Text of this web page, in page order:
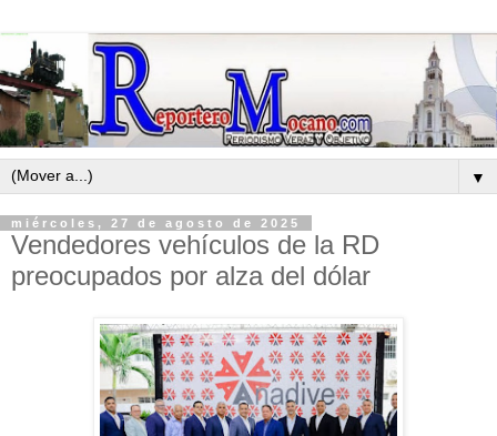
▼
miércoles, 27 de agosto de 2025
Vendedores vehículos de la RD
preocupados por alza del dólar